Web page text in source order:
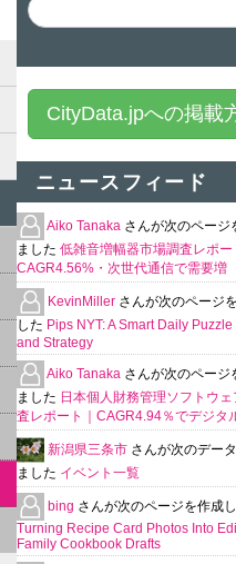
CityData.jpへの掲載
ニュースフィード
Aiko Tanaka さんが次のページ
ました 低雑音増幅器市場調査レポー
CAGR4.56%・次世代通信で需要増
KevinMiller さんが次のページ
した Pips NYT: A Smart Daily
and Strategy
Aiko Tanaka さんが次のページ
ました 日本個人財務管理ソフトウ
査レポート｜CAGR4.94％でデジタ
新潟県三条市 さんが次のデー
ました イベント一覧
bing さんが次のページを作成
Turning Recipe Card Photos Into
Family Cookbook Drafts